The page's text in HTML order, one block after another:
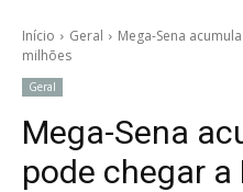
Início Geral
Mega-Sena
milhões
Geral
Mega-Sena
pode chegar a